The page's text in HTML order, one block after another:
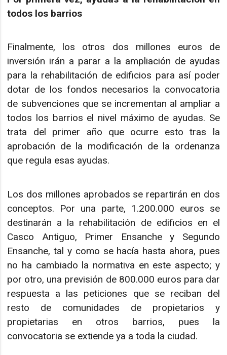
todos los barrios
Finalmente, los otros dos millones euros de
inversión irán a parar a la ampliación de ayudas
para la rehabilitación de edificios para así poder
dotar de los fondos necesarios la convocatoria
de subvenciones que se incrementan al ampliar a
todos los barrios el nivel máximo de ayudas. Se
trata del primer año que ocurre esto tras la
aprobación de la modificación de la ordenanza
que regula esas ayudas.
Los dos millones aprobados se repartirán en dos
conceptos. Por una parte, 1.200.000 euros se
destinarán a la rehabilitación de edificios en el
Casco Antiguo, Primer Ensanche y Segundo
Ensanche, tal y como se hacía hasta ahora, pues
no ha cambiado la normativa en este aspecto; y
por otro, una previsión de 800.000 euros para dar
respuesta a las peticiones que se reciban del
resto de comunidades de propietarios y
propietarias en otros barrios, pues la
convocatoria se extiende ya a toda la ciudad.